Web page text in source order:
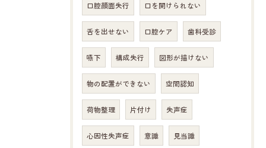
口腔顔面失行 口を開けられない
舌を出せない 口腔ケア 歯科受診
嚥下 構成失行 図形が描けない
物の配置ができない 空間認知
荷物整理 片付け 失声症
心因性失声症 意識 見当識